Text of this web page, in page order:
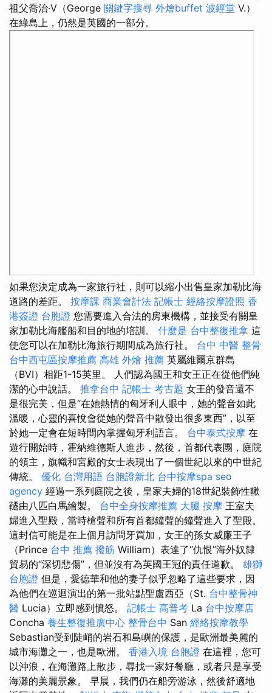
祖父喬治·V（George 關鍵字搜尋 外燴buffet 波經堂 V.）
在綠島上，仍然是英國的一部分。
如果您決定成為一家旅行社，則可以縮小出售皇家加勒比海
道路的差距。 按摩課 商業會計法 記帳士 經絡按摩證照 香
港簽證 台胞證 您需要進入合法的房東機構，並接受有關皇
家加勒比海艦船和目的地的培訓。 什麼是 台中整復推拿 這
使您可以在加勒比海旅行期間成為旅行社。 台中 中醫 整骨
台中西屯區按摩推薦 高雄 外燴 推薦 英屬維爾京群島
（BVI）相距1-15英里。 人們認為國王和女王正在從他們純
潔的心中說話。 推拿台中 記帳士 考古題 女王的發音還不
是很完美，但是“在她熱情的匈牙利人眼中，她的聲音如此
溫暖，心靈的喜悅會從她的聲音中散發出很多東西”，以至
於她一定會在短時間內掌握匈牙利語言。 台中泰式按摩 在
遊行開始時，霍納維德斯人進步，然後，首都代表團，庭院
的領主，旗幟和宮殿的女士表現出了一個世紀以來的中世紀
傳統。 優化 台灣用語 台胞證新北 台中按摩spa seo
agency 經過一系列庭院之後，皇家夫婦的18世紀裝飾性鞦
韆由八匹白馬繪製。 台中全身按摩推薦 大腿 按摩 王室夫
婦進入聖殿，當時槍聲和所有首都鐘聲的鐘聲進入了聖殿。
這封信可能是在上個月訪問牙買加，女王的孫女威廉王子
（Prince 台中 推薦 撥筋 William）表達了“仇恨”海外奴隸
貿易的“深切悲傷”，但並沒有為英國王冠的責任道歉。 雄獅
台胞證 但是，愛德華和他的妻子似乎忽略了這些要求，因
為他們在巡迴演出的第一批站點聖盧西亞（St. 台中整骨神
醫 Lucia）立即感到憤怒。 記帳士 高普考 La 台中按摩店
Concha 養生整復推廣中心 整骨台中 San 經絡按摩教學
Sebastian受到陡峭的岩石和島嶼的保護，是歐洲最美麗的
城市海灘之一，也是歐洲。 香港入境 台胞證 在這裡，您可
以沖浪，在海灘路上散步，尋找一家好餐廳，或者只是享受
海灘的美麗景象。 早晨，我們仍在船旁游泳，然後舒適地